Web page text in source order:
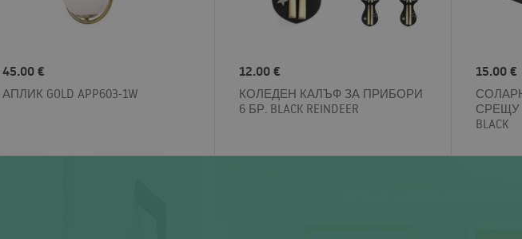
45.00 €
АПЛИК GOLD APP603-1W
12.00 €
КОЛЕДЕН КАЛЪФ ЗА ПРИБОРИ
6 БР. BLACK REINDEER
15.00 €
СРЕЩУ
BLACK